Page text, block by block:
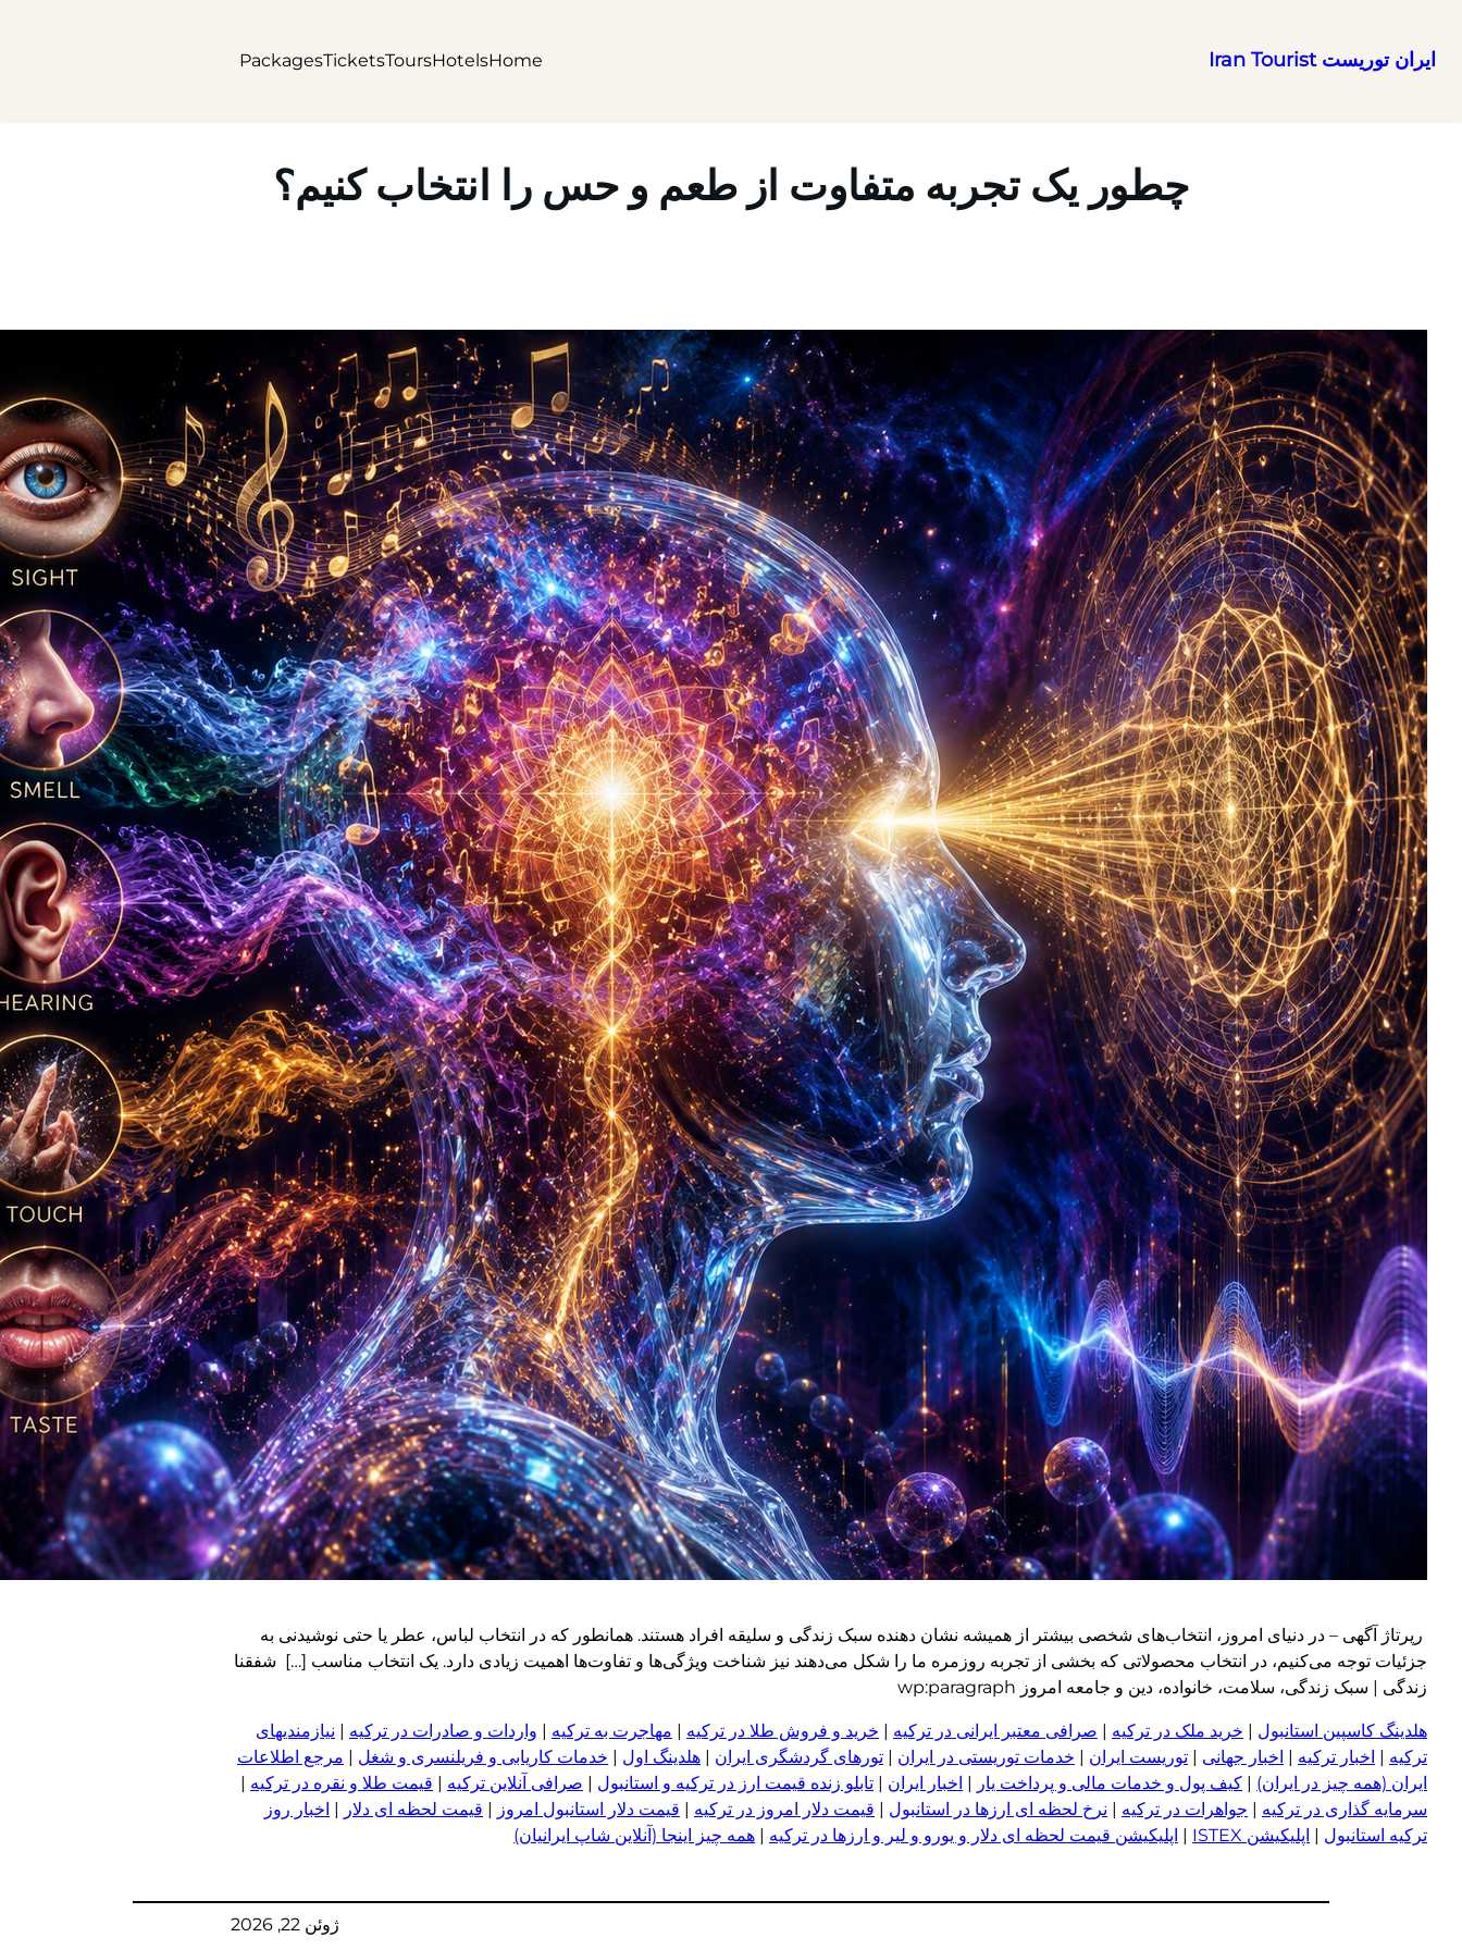
ایران توریست Iran Tourist Home
Hotels
Tours
Tickets
Packages
چطور یک تجربه متفاوت از طعم و حس را انتخاب کنیم؟
رپرتاژ آگهی – در دنیای امروز، انتخاب‌های شخصی بیشتر از همیشه نشان دهنده سبک زندگی و سلیقه افراد هستند. همانطور که در انتخاب لباس، عطر یا حتی نوشیدنی به
جزئیات توجه می‌کنیم، در انتخاب محصولاتی که بخشی از تجربه روزمره ما را شکل می‌دهند نیز شناخت ویژگی‌ها و تفاوت‌ها اهمیت زیادی دارد. یک انتخاب مناسب […] شفقنا
زندگی | سبک زندگی، سلامت، خانواده، دین و جامعه امروز wp:paragraph
هلدینگ کاسپین استانبول | خرید ملک در ترکیه | صرافی معتبر ایرانی در ترکیه | خرید و فروش طلا در ترکیه | مهاجرت به ترکیه | واردات و صادرات در ترکیه | نیازمندیهای
ترکیه | اخبار ترکیه | اخبار جهانی | توریست ایران | خدمات توریستی در ایران | تورهای گردشگری ایران | هلدینگ اول | خدمات کاریابی و فریلنسری و شغل | مرجع اطلاعات
ایران (همه چیز در ایران) | کیف پول و خدمات مالی و پرداخت یار | اخبار ایران | تابلو زنده قیمت ارز در ترکیه و استانبول | صرافی آنلاین ترکیه | قیمت طلا و نقره در ترکیه |
سرمایه گذاری در ترکیه | جواهرات در ترکیه | نرخ لحظه ای ارزها در استانبول | قیمت دلار امروز در ترکیه | قیمت دلار استانبول امروز | قیمت لحظه ای دلار | اخبار روز
ترکیه استانبول | اپلیکیشن ISTEX | اپلیکیشن قیمت لحظه ای دلار و یورو و لیر و ار زها در ترکیه | همه چیز اینجا (آنلاین شاپ ایرانیان)
ژوئن 22, 2026